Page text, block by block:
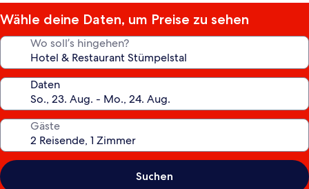
Wähle deine Daten, um Preise zu sehen
Wo soll’s hingehen?
Daten
Gäste
Suchen